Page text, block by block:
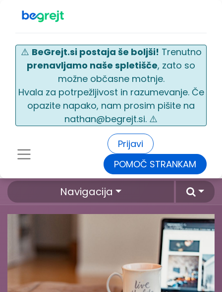
Prijavi
POMOČ STRANKAM
⚠️ BeGrejt.si postaja še boljši! Trenutno
prenavljamo naše spletišče, zato so
možne občasne motnje.
Hvala za potrpežljivost in razumevanje. Če
opazite napako, nam prosim pišite na
nathan@begrejt.si. ⚠️
Navigacija